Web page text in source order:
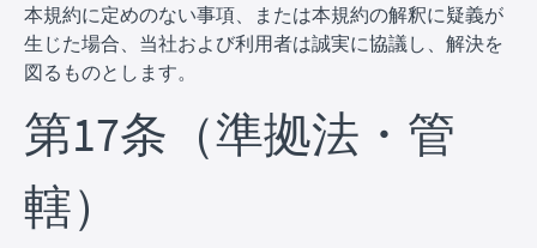
本規約に定めのない事項、または本規約の解釈に疑義が
生じた場合、当社および利用者は誠実に協議し、解決を
図るものとします。
第17条（準拠法・管
轄）